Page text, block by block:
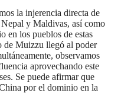
la injerencia directa de
y Maldivas, así como
en los pueblos de estas
de Muizzu llegó al poder
observamos
aprovechando este
Se puede afirmar que
por el dominio en la